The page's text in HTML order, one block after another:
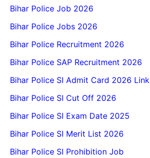
Bihar Police Job 2026
Bihar Police Jobs 2026
Bihar Police Recruitment 2026
Bihar Police SAP Recruitment 2026
Bihar Police SI Admit Card 2026 Link
Bihar Police SI Cut Off 2026
Bihar Police SI Exam Date 2025
Bihar Police SI Merit List 2026
Bihar Police SI Prohibition Job